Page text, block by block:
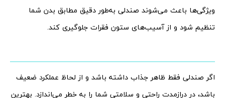
ویژگی‌ها باعث می‌شوند صندلی به‌طور دقیق مطابق بدن شما
تنظیم شود و از آسیب‌های ستون فقرات جلوگیری کند.
اگر صندلی فقط ظاهر جذاب داشته باشد و از لحاظ عملکرد ضعیف
باشد، در درازمدت راحتی و سلامتی شما را به خطر می‌اندازد. بهترین